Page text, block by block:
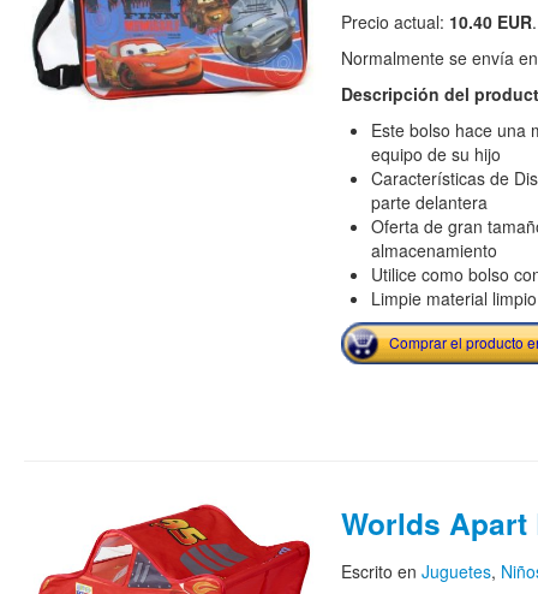
Precio actual: 10.40 EUR.
Normalmente se envía
Descripción del
Este bolso hace una
equipo de su hijo
Características de
parte delantera
Oferta de gran
almacenamiento
Utilice como bolso
Limpie material limpio
Comprar el producto
Worlds
Escrito en Juguetes,